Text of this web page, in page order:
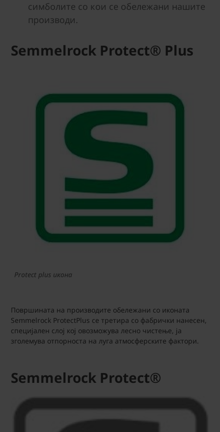
симболите со кои се обележани нашите
производи.
Semmelrock Protect® Plus
Protect plus икона
Површината на производите обележани со иконата
Semmelrock ProtectPlus се третира со фабрички нанесен,
специјален слој кој овозможува лесно чистење, ја
зголемува отпорноста на луга атмосферските фактори.
Semmelrock Protect®